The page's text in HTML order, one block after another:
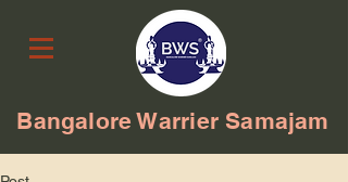
Bangalore Warrier Samajam